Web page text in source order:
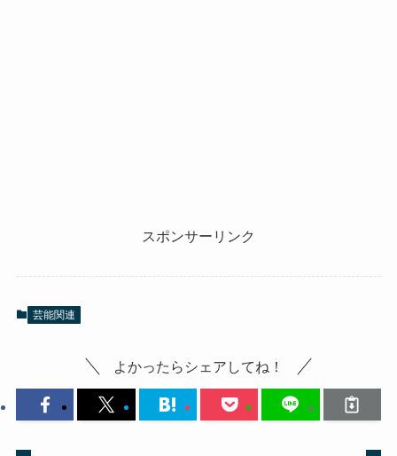
スポンサーリンク
芸能関連
よかったらシェアしてね！